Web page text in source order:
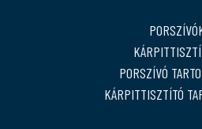
PORSZÍVÓ
KÁRPITTISZTÍTÓ